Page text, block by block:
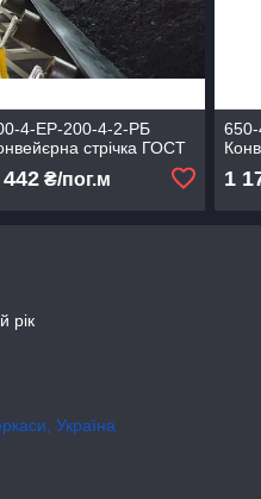
4-ЕР-200-4-2-РБ
стрічка ГОСТ
442₴/пог.м 1
рік
Україна